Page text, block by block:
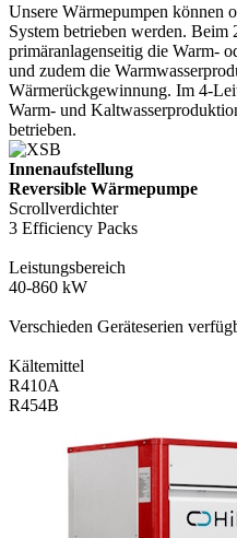
Unsere Wärmepumpen können
System betrieben werden. Beim
primäranlagenseitig die Warm-
und zudem die
Wärmerückgewinnung. Im 4-
Warm- und
betrieben.
Innenaufstellung
Reversible Wärmepumpe
Scrollverdichter
3 Efficiency Packs
Leistungsbereich
40-860 kW
Verschieden Geräteserien
Kältemittel
R410A
R454B